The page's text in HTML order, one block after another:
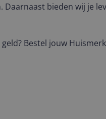
bieden wij je
Bestel jouw Huismerk